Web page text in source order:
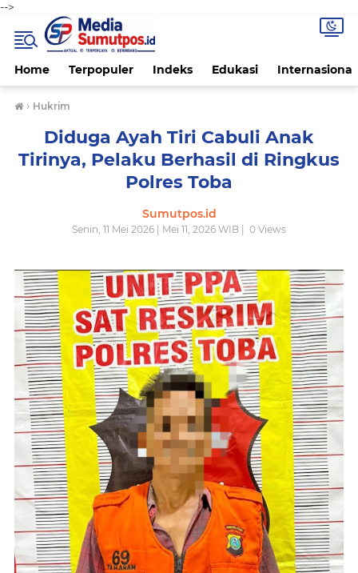
-->
Home Terpopuler Indeks Edukasi Internasional
› Hukrim
Diduga Ayah Tiri Cabuli Anak
Tirinya, Pelaku Berhasil di Ringkus
Polres Toba
Sumutpos.id
Senin, 11 Mei 2026 | Mei 11, 2026 WIB | 0 Views